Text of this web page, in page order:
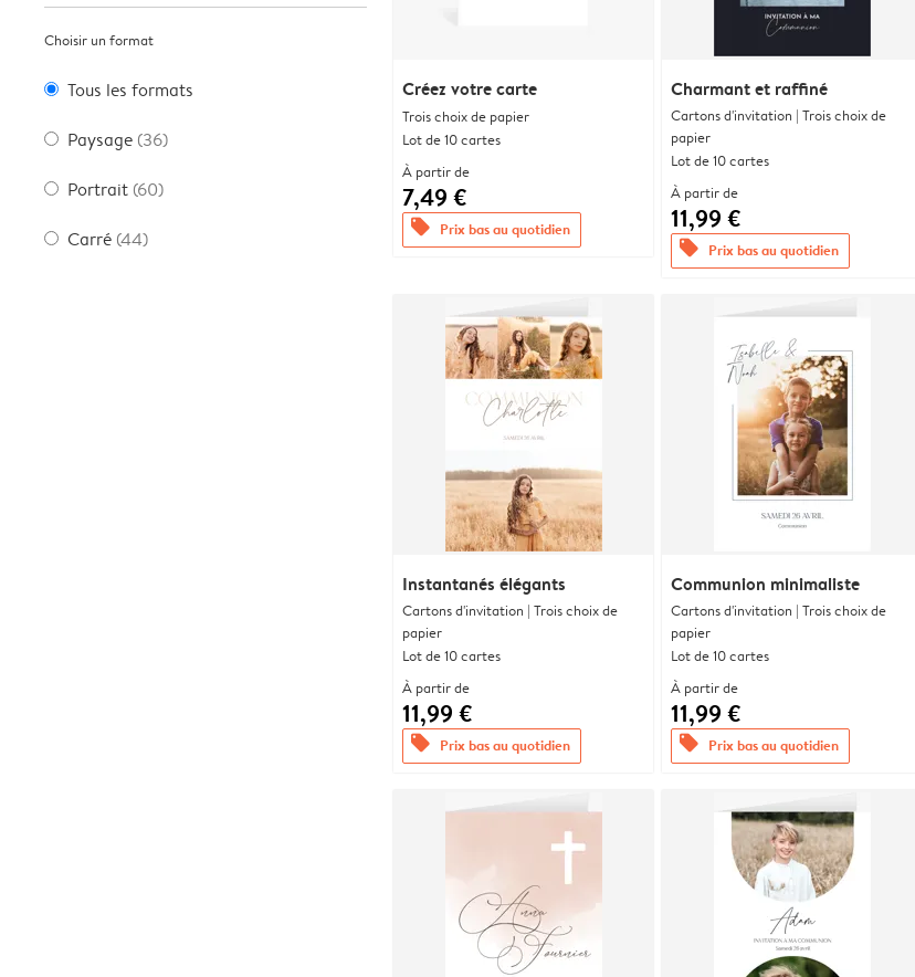
Choisir un format
Tous les formats
Paysage (36)
Portrait (60)
Carré (44)
Créez votre carte
Trois choix de papier
Lot de 10 cartes
À partir de
7,49 €
offers Prix bas au quotidien
Charmant et raffiné
Cartons d'invitation | Trois choix de
papier
Lot de 10 cartes
À partir de
11,99 €
offers Prix bas au quotidien
Instantanés élégants
Cartons d'invitation | Trois choix de
papier
Lot de 10 cartes
À partir de
11,99 €
offers Prix bas au quotidien
Communion minimaliste
Cartons d'invitation | Trois choix de
papier
Lot de 10 cartes
À partir de
11,99 €
offers Prix bas au quotidien